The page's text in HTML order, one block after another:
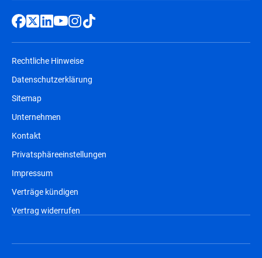
Rechtliche Hinweise
Datenschutzerklärung
Sitemap
Unternehmen
Kontakt
Privatsphäreeinstellungen
Impressum
Verträge kündigen
Vertrag widerrufen